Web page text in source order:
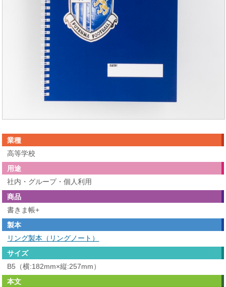
業種
高等学校
用途
社内・グループ・個人利用
商品
書きま帳+
製本
リング製本（リングノート）
サイズ
B5（横:182mm×縦:257mm）
本文